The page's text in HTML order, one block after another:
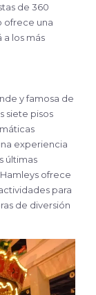
de 360
ofrece una
los más
y famosa de
siete pisos
experiencia
últimas
ofrece
para
de diversión